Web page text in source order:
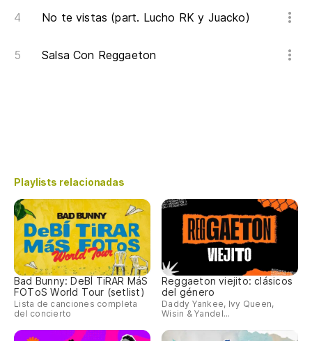
No te vistas (part. Lucho RK y Juacko)
Salsa Con Reggaeton
Playlists relacionadas
Bad Bunny: DeBÍ TiRAR MáS
FOToS World Tour (setlist)
Lista de canciones completa
del concierto
Reggaeton viejito: clásicos
del género
Daddy Yankee, Ivy Queen,
Wisin & Yandel...